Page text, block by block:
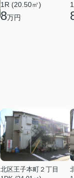
1R (20.50㎡)
8万円
北区王子本町２丁目